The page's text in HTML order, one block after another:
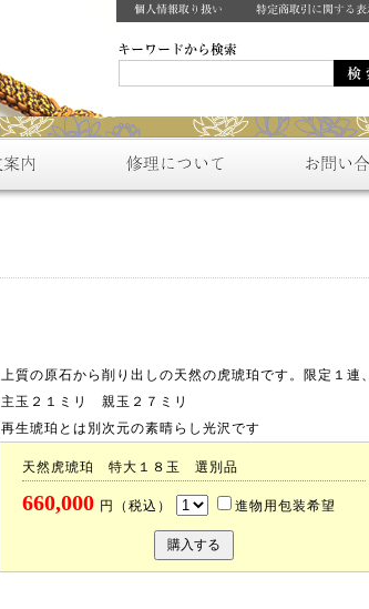
上質の原石から削り出しの天然の虎琥珀です。限定１連、
主玉２１ミリ 親玉２７ミリ
再生琥珀とは別次元の素晴らし光沢です
天然虎琥珀 特大１８玉 選別品
660,000 円（税込） 進物用包装希望